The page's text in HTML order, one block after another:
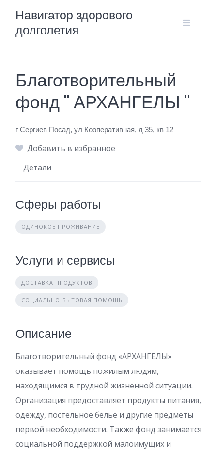
content
Навигатор здорового
долголетия
Благотворительный
фонд " АРХАНГЕЛЫ "
г Сергиев Посад, ул Кооперативная, д 35, кв 12
Добавить в избранное
Детали
Сферы работы
ОДИНОКОЕ ПРОЖИВАНИЕ
Услуги и сервисы
ДОСТАВКА ПРОДУКТОВ
СОЦИАЛЬНО-БЫТОВАЯ ПОМОЩЬ
Описание
Благотворительный фонд «АРХАНГЕЛЫ»
оказывает помощь пожилым людям,
находящимся в трудной жизненной ситуации.
Организация предоставляет продукты питания,
одежду, постельное белье и другие предметы
первой необходимости. Также фонд занимается
социальной поддержкой малоимущих и